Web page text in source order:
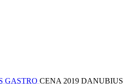
CENA 2019 DANUBIUS